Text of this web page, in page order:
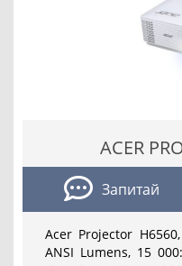
ACER
Запитай
Acer Projector
ANSI Lumens, 15